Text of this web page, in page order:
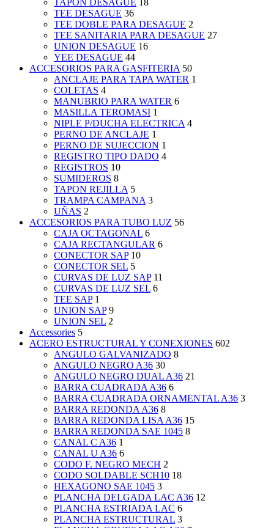
TEE DESAGUE 36
TEE DOBLE PARA DESAGUE 2
TEE SANITARIA PARA DESAGUE 27
UNION DESAGUE 16
YEE DESAGUE 44
ACCESORIOS PARA GASFITERIA 50
ANCLAJE PARA TAPA WATER 1
COLETAS 4
MANUBRIO PARA WATER 6
MASILLA TEROMASI 1
NIPLE P/DUCHA ELECTRICA 4
PERNO DE ANCLAJE 1
PERNO DE SUJECCION 1
REGISTRO TIPO DADO 4
REGISTROS 10
SUMIDEROS 8
TAPON REJILLA 5
TRAMPA CAMPANA 3
UÑAS 2
ACCESORIOS PARA TUBO LUZ 56
CAJA OCTAGONAL 6
CAJA RECTANGULAR 6
CONECTOR SAP 10
CONECTOR SEL 5
CURVAS DE LUZ SAP 11
CURVAS DE LUZ SEL 6
TEE SAP 1
UNION SAP 9
UNION SEL 2
Accessories 5
ACERO ESTRUCTURAL Y CONEXIONES 602
ANGULO GALVANIZADO 8
ANGULO NEGRO A36 30
ANGULO NEGRO DUAL A36 21
BARRA CUADRADA A36 6
BARRA CUADRADA ORNAMENTAL A36 3
BARRA REDONDA A36 8
BARRA REDONDA LISA A36 15
BARRA REDONDA SAE 1045 8
CANAL C A36 1
CANAL U A36 6
CODO F. NEGRO MECH 2
CODO SOLDABLE SCH10 18
HEXAGONO SAE 1045 3
PLANCHA DELGADA LAC A36 12
PLANCHA ESTRIADA LAC 6
PLANCHA ESTRUCTURAL 3